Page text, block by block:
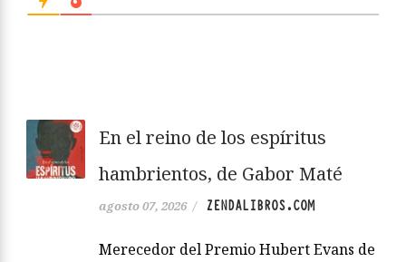
En el reino de los espíritus
hambrientos, de Gabor Maté
agosto 07, 2026 / ZENDALIBROS.COM
Merecedor del Premio Hubert Evans de